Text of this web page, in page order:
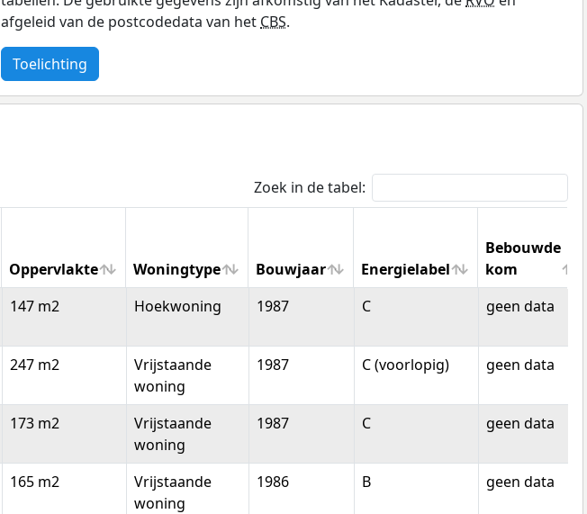
afgeleid van de postcodedata van het CBS.
Toelichting
Zoek in de tabel:
Oppervlakte Woningtype Bouwjaar Energielabel
Bebouwde
kom
Oppervlakte Woningtype Bouwjaar Energielabel
Bebouwde
kom
147 m2 Hoekwoning 1987 C geen data
247 m2
Vrijstaande
woning
1987 C (voorlopig) geen data
173 m2
Vrijstaande
woning
1987 C geen data
165 m2
Vrijstaande
woning
1986 B geen data